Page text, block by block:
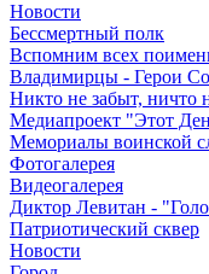
Новости
Бессмертный полк
Вспомним всех
Владимирцы - Герои
Никто не забыт, ничто
Медиапроект "Этот
Мемориалы воинской
Фотогалерея
Видеогалерея
Диктор Левитан -
Патриотический сквер
Новости